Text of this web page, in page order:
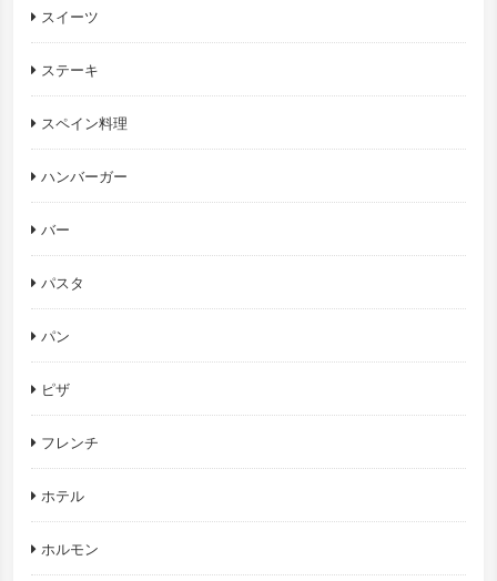
スイーツ
ステーキ
スペイン料理
ハンバーガー
バー
パスタ
パン
ピザ
フレンチ
ホテル
ホルモン